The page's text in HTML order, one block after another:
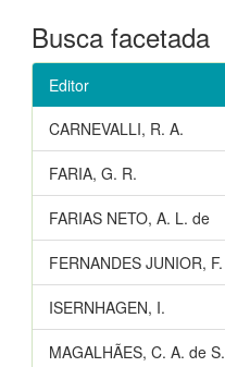
Busca facetada
Editor
CARNEVALLI, R. A.
FARIA, G. R.
FARIAS NETO, A. L. de
FERNANDES JUNIOR, F.
ISERNHAGEN, I.
MAGALHÃES, C. A. de S.